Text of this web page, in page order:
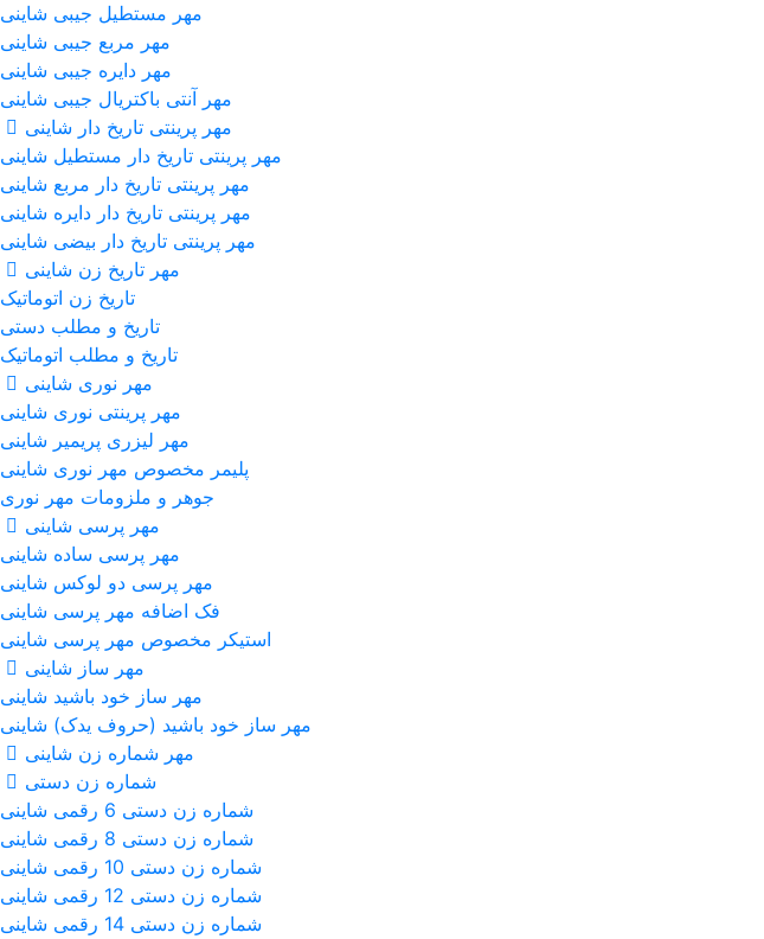
مهر مستطیل جیبی شاینی
مهر مربع جیبی شاینی
مهر دایره جیبی شاینی
مهر آنتی باکتریال جیبی شاینی
مهر پرینتی تاریخ دار شاینی
مهر پرینتی تاریخ دار مستطیل شاینی
مهر پرینتی تاریخ دار مربع شاینی
مهر پرینتی تاریخ دار دایره شاینی
مهر پرینتی تاریخ دار بیضی شاینی
مهر تاریخ زن شاینی
تاریخ زن اتوماتیک
تاریخ و مطلب دستی
تاریخ و مطلب اتوماتیک
مهر نوری شاینی
مهر پرینتی نوری شاینی
مهر لیزری پریمیر شاینی
پلیمر مخصوص مهر نوری شاینی
جوهر و ملزومات مهر نوری
مهر پرسی شاینی
مهر پرسی ساده شاینی
مهر پرسی دو لوکس شاینی
فک اضافه مهر پرسی شاینی
استیکر مخصوص مهر پرسی شاینی
مهر ساز شاینی
مهر ساز خود باشید شاینی
مهر ساز خود باشید (حروف یدک) شاینی
مهر شماره زن شاینی
شماره زن دستی
شماره زن دستی 6 رقمی شاینی
شماره زن دستی 8 رقمی شاینی
شماره زن دستی 10 رقمی شاینی
شماره زن دستی 12 رقمی شاینی
شماره زن دستی 14 رقمی شاینی